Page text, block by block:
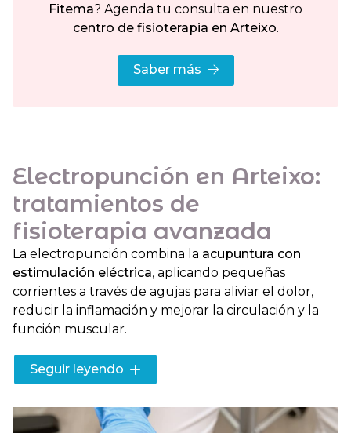
Fitema? Agenda tu consulta en nuestro
centro de fisioterapia en Arteixo.
Saber más
Electropunción en Arteixo:
tratamientos de
fisioterapia avanzada
La electropunción combina la acupuntura con
estimulación eléctrica, aplicando pequeñas
corrientes a través de agujas para aliviar el dolor,
reducir la inflamación y mejorar la circulación y la
función muscular.
EnFitemautilizamos esta técnica de forma segura
y efectiva para tratar dolor crónico, lesiones
electropunción acelera la recuperación, favorece
Seguir leyendo